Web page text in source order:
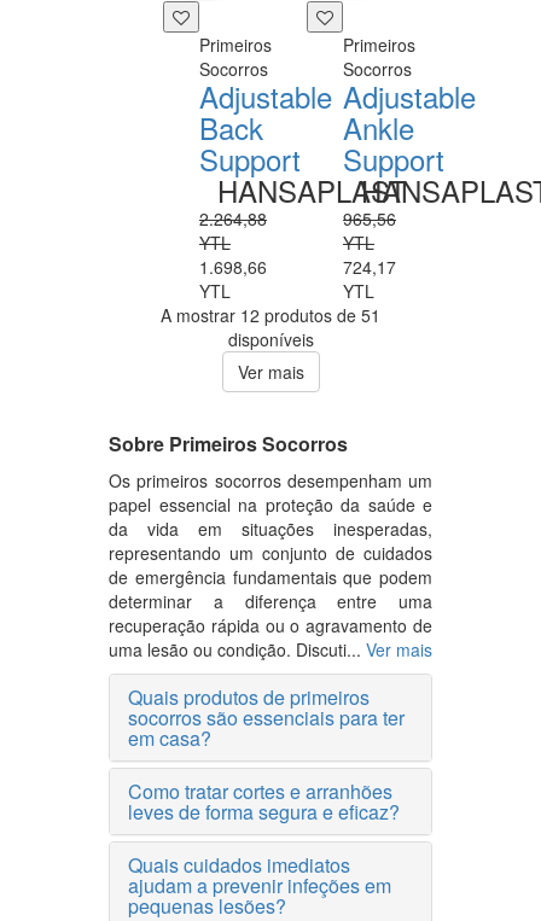
Primeiros
Socorros
Adjustable
Back
Support
HANSAPLAST
2.264,88
YTL
1.698,66
YTL
Primeiros
Socorros
Adjustable
Ankle
Support
965,56
YTL
724,17
YTL
A mostrar 12 produtos de 51
disponíveis
Ver mais
Sobre Primeiros Socorros
Os primeiros socorros desempenham um
papel essencial na proteção da saúde e
da vida em situações inesperadas,
representando um conjunto de cuidados
de emergência fundamentais que podem
determinar a diferença entre uma
recuperação rápida ou o agravamento de
uma lesão ou condição. Discuti... Ver mais
Quais produtos de primeiros
socorros são essenciais para ter
em casa?
Como tratar cortes e arranhões
leves de forma segura e eficaz?
Quais cuidados imediatos
ajudam a prevenir infeções em
pequenas lesões?